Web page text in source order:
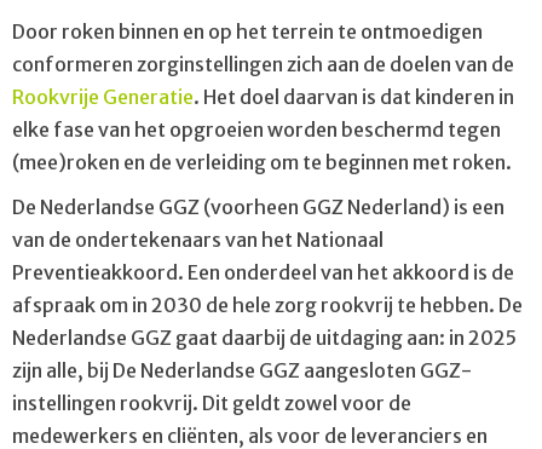
Door roken binnen en op het terrein te ontmoedigen
conformeren zorginstellingen zich aan de doelen van de
Rookvrije Generatie. Het doel daarvan is dat kinderen in
elke fase van het opgroeien worden beschermd tegen
(mee)roken en de verleiding om te beginnen met roken.
De Nederlandse GGZ (voorheen GGZ Nederland) is een
van de ondertekenaars van het Nationaal
Preventieakkoord. Een onderdeel van het akkoord is de
afspraak om in 2030 de hele zorg rookvrij te hebben. De
Nederlandse GGZ gaat daarbij de uitdaging aan: in 2025
zijn alle, bij De Nederlandse GGZ aangesloten GGZ-
instellingen rookvrij. Dit geldt zowel voor de
medewerkers en cliënten, als voor de leveranciers en